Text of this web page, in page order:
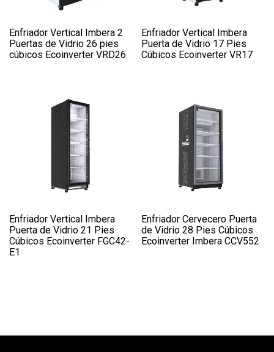
Enfriador Vertical Imbera 2
Puertas de Vidrio 26 pies
cúbicos Ecoinverter VRD26
Enfriador Vertical Imbera
Puerta de Vidrio 17 Pies
Cúbicos Ecoinverter VR17
Enfriador Vertical Imbera
Puerta de Vidrio 21 Pies
Cúbicos Ecoinverter FGC42-
E1
Enfriador Cervecero Puerta
de Vidrio 28 Pies Cúbicos
Ecoinverter Imbera CCV552